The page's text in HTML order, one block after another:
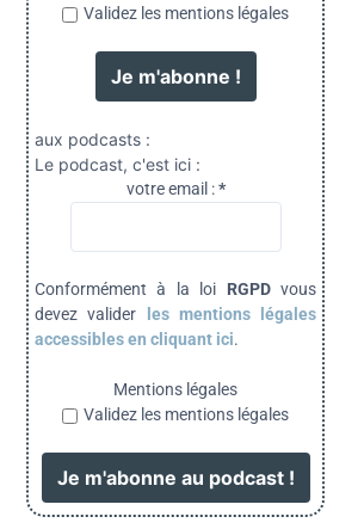
Validez les mentions légales
aux podcasts :
Le podcast, c'est ici :
votre email :*
Conformément à la loi RGPDvous
devez valider
les mentions légales
accessibles en cliquant ici.
Mentions légales
Validez les mentions légales